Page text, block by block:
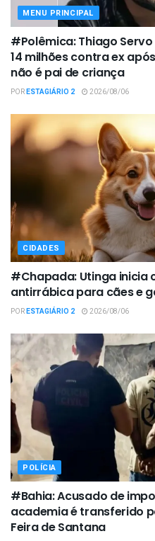
MENU PRINCIPAL
#Polêmica: Thiago
14 milhões contra ex
não é pai de criança
PORESTAGIÁRIO 2 2026/08/06
CIDADES
#Chapada: Utinga inicia
antirrábica para cães e
PORESTAGIÁRIO 2 2026/08/06
POLÍCIA
#Bahia: Acusado de
academia é transferido
Feira de Santana